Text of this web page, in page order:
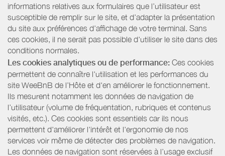
informations relatives aux formulaires que l’utilisateur est
susceptible de remplir sur le site, et d’adapter la présentation
du site aux préférences d’affichage de votre terminal. Sans
ces cookies, il ne serait pas possible d'utiliser le site dans des
conditions normales.
Les cookies analytiques ou de performance: Ces cookies
permettent de connaître l'utilisation et les performances du
site WeeBnB de l’Hôte et d'en améliorer le fonctionnement.
Ils mesurent notamment les données de navigation de
l’utilisateur (volume de fréquentation, rubriques et contenus
visités, etc.). Ces cookies sont essentiels car ils nous
permettent d'améliorer l'intérêt et l'ergonomie de nos
services voir même de détecter des problèmes de navigation.
Les données de navigation sont réservées à l’usage exclusif